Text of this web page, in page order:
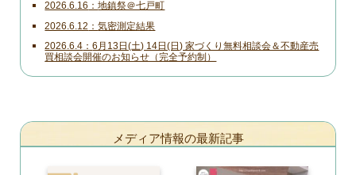
2026.6.16 地鎮祭＠七戸町
2026.6.12 気密測定結果
2026.6.4
6月13日(土) 14日(日) 家づくり無料相談会＆不動産売
買相談会開催のお知らせ（完全予約制）
メディア情報の最新記事